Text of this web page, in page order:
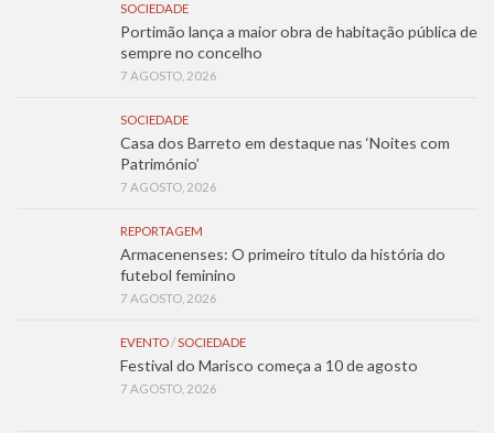
SOCIEDADE
Portimão lança a maior obra de habitação pública de
sempre no concelho
7 AGOSTO, 2026
SOCIEDADE
Casa dos Barreto em destaque nas ‘Noites com
Património’
7 AGOSTO, 2026
REPORTAGEM
Armacenenses: O primeiro título da história do
futebol feminino
7 AGOSTO, 2026
EVENTO/SOCIEDADE
Festival do Marisco começa a 10 de agosto
7 AGOSTO, 2026